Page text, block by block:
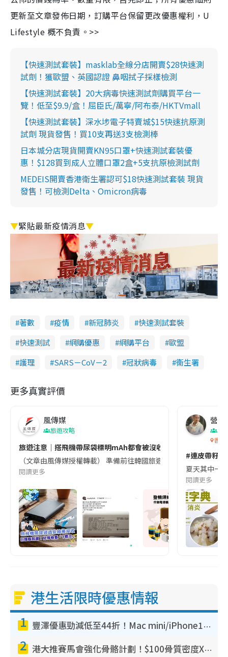
更新至文章發佈日期，訂購平台保留更改優惠權利，U
Lifestyle 概不負責。>>
【快速測試套裝】masklab全線分店開賣$28快速測
試劑！獲歐盟、英國認證 鼻咽拭子採樣檢測
【快速測試套裝】20大病毒快速測試劑購買平台一
覽！低至$9.9/盒！屈臣氏/萬寧/阿布泰/HKTVmall
【快速測試套裝】深水埗電子特賣城$15快速抗原測
試劑 現貨發售！買10支再送3支檢測棒
日本城分店現貨開賣KN95口罩+快速測試套裝優
惠！$128買到成人立體口罩2盒+5支抗原檢測試劑
MEDEIS開賣香港衛生署認可$18快速測試套裝 現貨
發售！可檢測Delta、Omicron病毒
▼緊貼最新疫情消息▼
著數 疫情 新冠肺炎
快速測試套裝
快速測試
網購優惠 網購平台
歐盟
護理
SARS－CoV－2 冠狀病毒 衞生署
更多真實評價
風傳媒
旅遊攻略
旅遊注意｜搭飛機帶尿袋標明mAh都會被沒收😱出發前切記檢查
（文章由風傳媒授權轉載） 準備前往韓國旅遊的民眾，近期要
閱讀更多
營養
香港
#連皮帶籽
夏天其中一
閱讀更多
港生活限時優惠情報
1 豐澤優惠勁減低至44折！Mac mini/iPhone17Pro大減價！廚房家電$220起
2 港大推賽馬會強化骨骼計劃！$100骨質密度X光檢查 完成免費運動訓練送超市禮券！附參加資格